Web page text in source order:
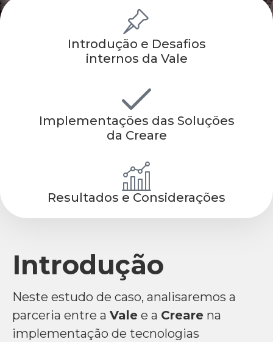
Introdução e Desafios
internos da Vale
Implementações das Soluções
da Creare
Resultados e Considerações
Introdução
Neste estudo de caso, analisaremos a
parceria entre a Vale e a Creare na
implementação de tecnologias